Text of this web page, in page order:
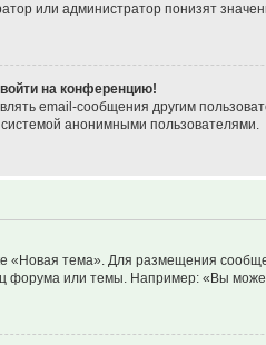
или администратор понизят
на конференцию!
email-сообщения другим
анонимными пользователями.
тема». Для размещения
форума или темы. Например: «Вы